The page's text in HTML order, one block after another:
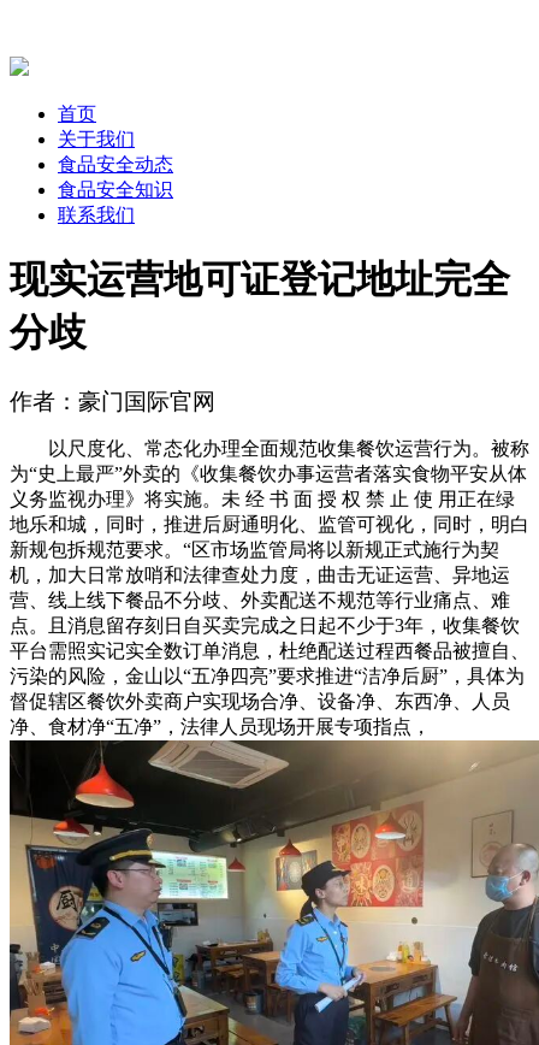
首页
关于我们
食品安全动态
食品安全知识
联系我们
现实运营地可证登记地址完全
分歧
作者：豪门国际官网
以尺度化、常态化办理全面规范收集餐饮运营行为。被称
为“史上最严”外卖的《收集餐饮办事运营者落实食物平安从体
义务监视办理》将实施。未 经 书 面 授 权 禁 止 使 用正在绿
地乐和城，同时，推进后厨通明化、监管可视化，同时，明白
新规包拆规范要求。“区市场监管局将以新规正式施行为契
机，加大日常放哨和法律查处力度，曲击无证运营、异地运
营、线上线下餐品不分歧、外卖配送不规范等行业痛点、难
点。且消息留存刻日自买卖完成之日起不少于3年，收集餐饮
平台需照实记实全数订单消息，杜绝配送过程西餐品被擅自、
污染的风险，金山以“五净四亮”要求推进“洁净后厨”，具体为
督促辖区餐饮外卖商户实现场合净、设备净、东西净、人员
净、食材净“五净”，法律人员现场开展专项指点，